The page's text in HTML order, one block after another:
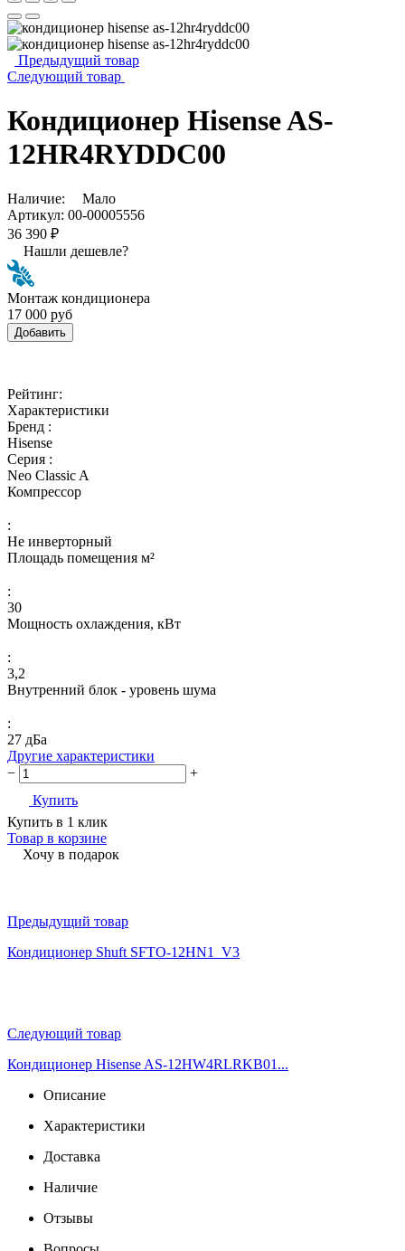
Предыдущий товар
Следующий товар
Кондиционер Hisense AS-
12HR4RYDDC00
Наличие:
Мало
Артикул: 00-00005556
36 390 ₽
Нашли дешевле?
Монтаж кондиционера
17 000 руб
Добавить
Рейтинг:
Характеристики
Бренд :
Hisense
Серия :
Neo Classic A
Компрессор
:
Не инверторный
Площадь помещения м²
:
30
Мощность охлаждения, кВт
:
3,2
Внутренний блок - уровень шума
:
27 дБа
Другие характеристики
−
+
Купить
Купить в 1 клик
Товар в корзине
Хочу в подарок
Предыдущий товар
Кондиционер Shuft SFTO-12HN1_V3
Следующий товар
Кондиционер Hisense AS-12HW4RLRKB01...
Описание
Характеристики
Доставка
Наличие
Отзывы